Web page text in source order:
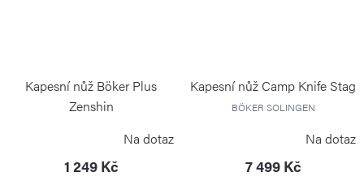
Kapesní nůž Böker Plus
Zenshin
Na dotaz
1 249 Kč
Kapesní nůž Camp Knife Stag
BÖKER SOLINGEN
Na dotaz
7 499 Kč